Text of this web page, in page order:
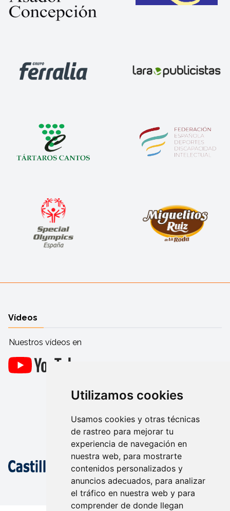
Utilizamos cookies
Usamos cookies y otras técnicas
de rastreo para mejorar tu
experiencia de navegación en
nuestra web, para mostrarte
contenidos personalizados y
anuncios adecuados, para analizar
el tráfico en nuestra web y para
comprender de donde llegan
Vídeos
Nuestros vídeos en